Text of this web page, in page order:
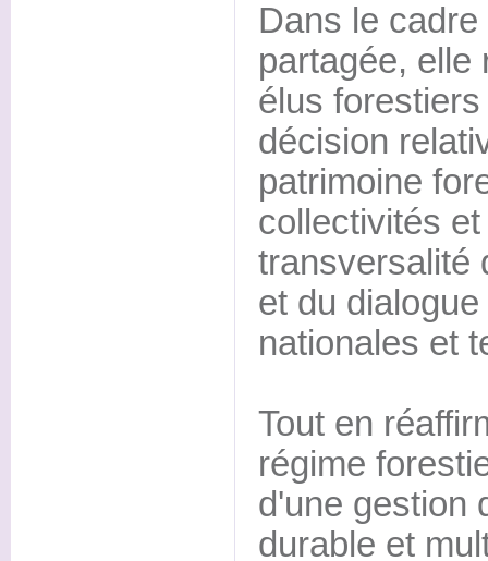
Dans le
partagée, elle
élus
décision
patrimoine
collectivités
transversalité
et du
nationales et
Tout en
régime
d'une gestion
durable et